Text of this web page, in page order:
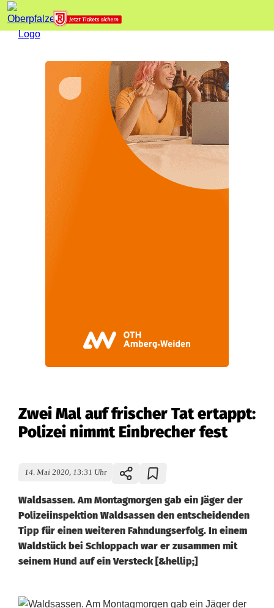
Zwei Mal auf frischer Tat ertappt:
Polizei nimmt Einbrecher fest
14. Mai 2020, 13:31 Uhr
Waldsassen. Am Montagmorgen gab ein Jäger der
Polizeiinspektion Waldsassen den entscheidenden
Tipp für einen weiteren Fahndungserfolg. In einem
Waldstück bei Schloppach war er zusammen mit
seinem Hund auf ein Versteck [&hellip;]